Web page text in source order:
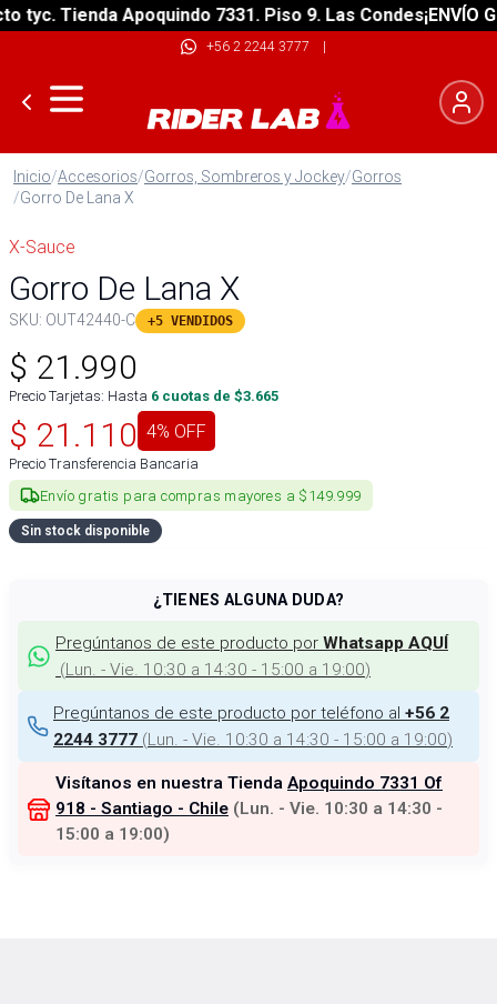
Tienda Apoquindo 7331. Piso 9. Las Condes¡ENVÍO
+56 2 2244 3777 |
Inicio/Accesorios/Gorros, Sombreros y Jockey/Gorros
/Gorro De Lana X
X-Sauce
Gorro De Lana X
SKU: OUT42440-C +5 VENDIDOS
$ 21.990
Precio Tarjetas: Hasta 6 cuotas de $3.665
$ 21.110 4% OFF
Precio Transferencia Bancaria
Envío gratis para compras mayores a $149.999
Sin stock disponible
¿TIENES ALGUNA DUDA?
Pregúntanos de este producto por Whatsapp AQUÍ
(Lun. - Vie. 10:30 a 14:30 - 15:00 a 19:00)
Pregúntanos de este producto por teléfono al +56 2
2244 3777 (Lun. - Vie. 10:30 a 14:30 - 15:00 a 19:00)
Visítanos en nuestra Tienda Apoquindo 7331 Of
918 - Santiago - Chile (Lun. - Vie. 10:30 a 14:30 -
15:00 a 19:00)